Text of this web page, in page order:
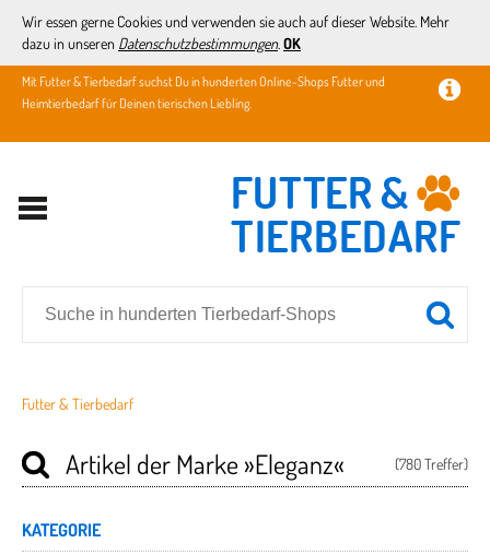
Wir essen gerne Cookies und verwenden sie auch auf dieser Website. Mehr
dazu in unseren Datenschutzbestimmungen. OK
Mit Futter & Tierbedarf suchst Du in hunderten Online-Shops Futter und
Heimtierbedarf für Deinen tierischen Liebling.
Futter & Tierbedarf
(780 Treffer)
Artikel der Marke»Eleganz«
KATEGORIE